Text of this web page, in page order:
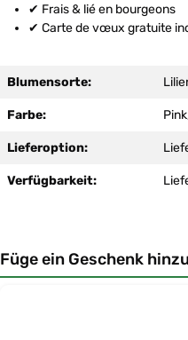
✔ Frais & lié en bourgeons
✔ Carte de vœux gratuite
Blumensorte:
Farbe:
Lieferoption:
Verfügbarkeit:
Füge ein Geschenk hinzu